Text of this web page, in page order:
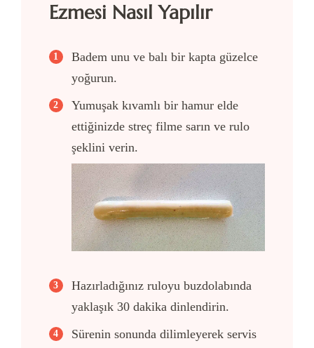
Ezmesi Nasıl Yapılır
Badem unu ve balı bir kapta güzelce
yoğurun.
Yumuşak kıvamlı bir hamur elde
ettiğinizde streç filme sarın ve rulo
şeklini verin.
Hazırladığınız ruloyu buzdolabında
yaklaşık 30 dakika dinlendirin.
Sürenin sonunda dilimleyerek servis